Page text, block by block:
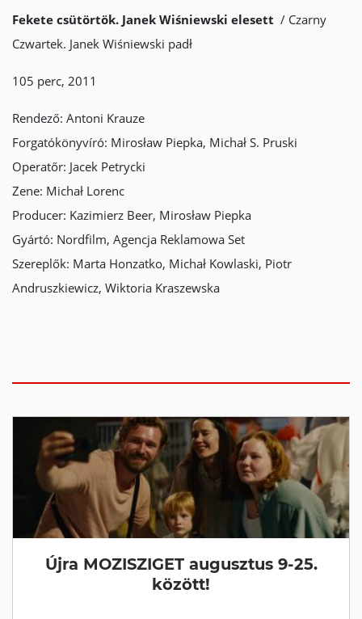
Fekete csütörtök. Janek Wiśniewski elesett / Czarny
Czwartek. Janek Wiśniewski padł
105 perc, 2011
Rendező: Antoni Krauze
Forgatókönyvíró: Mirosław Piepka, Michał S. Pruski
Operatőr: Jacek Petrycki
Zene: Michał Lorenc
Producer: Kazimierz Beer, Mirosław Piepka
Gyártó: Nordfilm, Agencja Reklamowa Set
Szereplők: Marta Honzatko, Michał Kowlaski, Piotr
Andruszkiewicz, Wiktoria Kraszewska
Újra MOZISZIGET augusztus 9-25.
között!